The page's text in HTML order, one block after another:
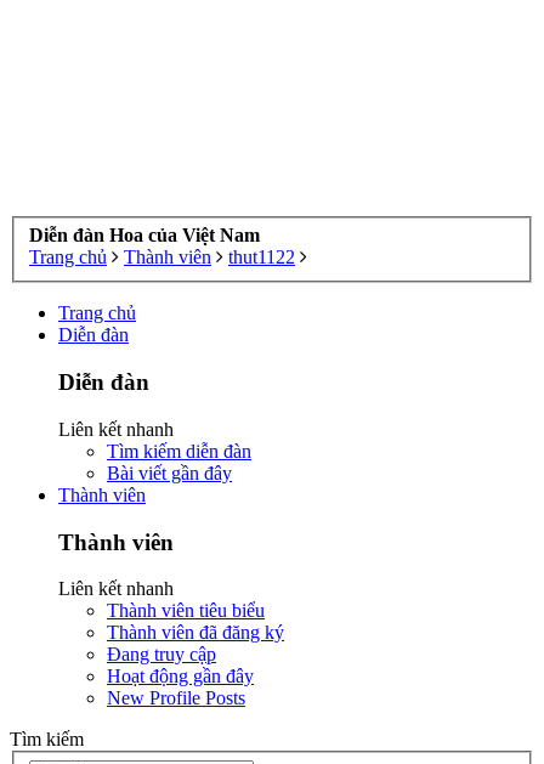
Diễn đàn Hoa của Việt Nam
Trang chủ
Thành viên thut1122
Trang chủ
Diễn đàn
Diễn đàn
Liên kết nhanh
Tìm kiếm diễn đàn
Bài viết gần đây
Thành viên
Thành viên
Liên kết nhanh
Thành viên tiêu biểu
Thành viên đã đăng ký
Đang truy cập
Hoạt động gần đây
New Profile Posts
Tìm kiếm